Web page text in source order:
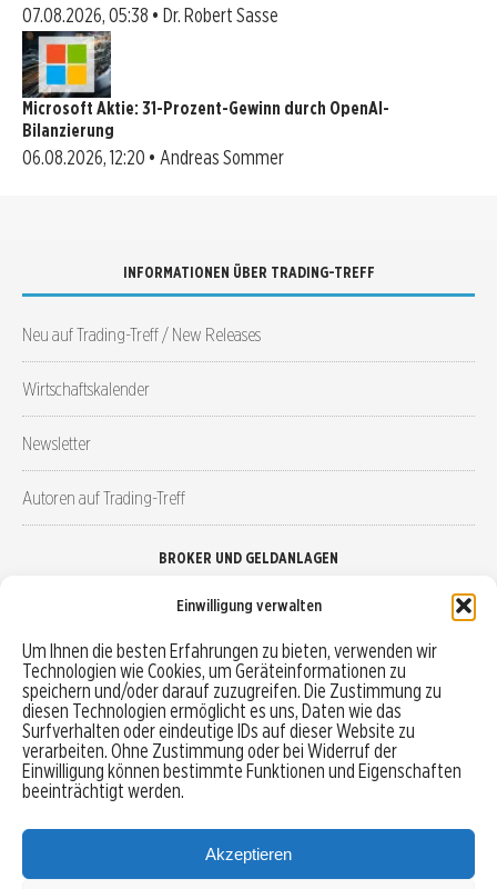
Einwilligung verwalten
Um Ihnen die besten Erfahrungen zu bieten, verwenden wir
Technologien wie Cookies, um Geräteinformationen zu
speichern und/oder darauf zuzugreifen. Die Zustimmung zu
diesen Technologien ermöglicht es uns, Daten wie das
Surfverhalten oder eindeutige IDs auf dieser Website zu
verarbeiten. Ohne Zustimmung oder bei Widerruf der
Einwilligung können bestimmte Funktionen und Eigenschaften
beeinträchtigt werden.
Akzeptieren
07.08.2026, 05:38 • Dr. Robert Sasse
Microsoft Aktie: 31-Prozent-Gewinn durch OpenAI-
Bilanzierung
06.08.2026, 12:20 • Andreas Sommer
INFORMATIONEN ÜBER TRADING-TREFF
Neu auf Trading-Treff / New Releases
Wirtschaftskalender
Newsletter
Autoren auf Trading-Treff
BROKER UND GELDANLAGEN
Robo-Advisor vergleichen
Depotvergleich
Festgeld vergleichen
Tagesgeld vergleichen